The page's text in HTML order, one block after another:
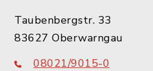
Taubenbergstr. 33
83627 Oberwarngau
08021/9015-0